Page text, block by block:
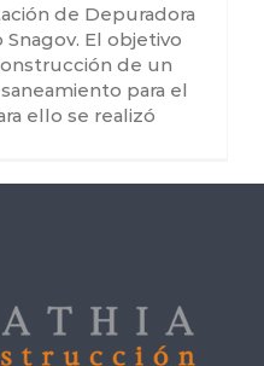
de Depuradora
El objetivo
de un
para el
ello se realizó